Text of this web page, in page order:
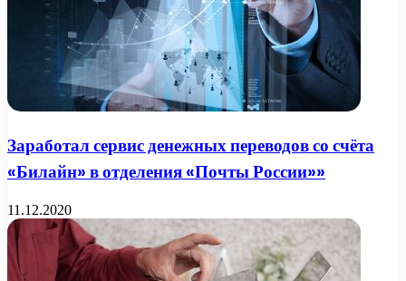
Заработал сервис денежных переводов со счёта
«Билайн» в отделения «Почты России»»
11.12.2020